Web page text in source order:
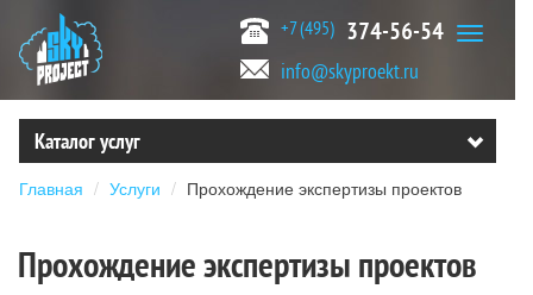
+7 (495) 374-56-54
info@skyproekt.ru
Каталог услуг
Главная Услуги Прохождение экспертизы проектов
Прохождение экспертизы проектов